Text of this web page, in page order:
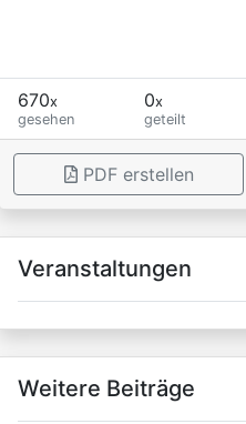
670x
gesehen
0x
geteilt
PDF erstellen
×
Veranstaltungen
Weitere Beiträge